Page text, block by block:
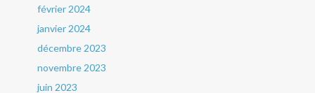
février 2024
janvier 2024
décembre 2023
novembre 2023
juin 2023